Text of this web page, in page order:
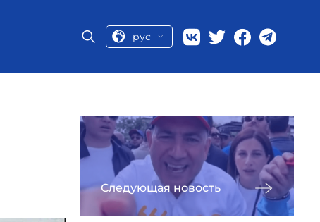
рус
Следующая новость